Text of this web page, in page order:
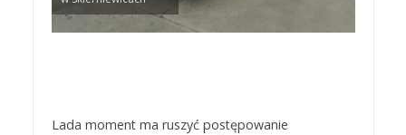
Lada moment ma ruszyć postępowanie